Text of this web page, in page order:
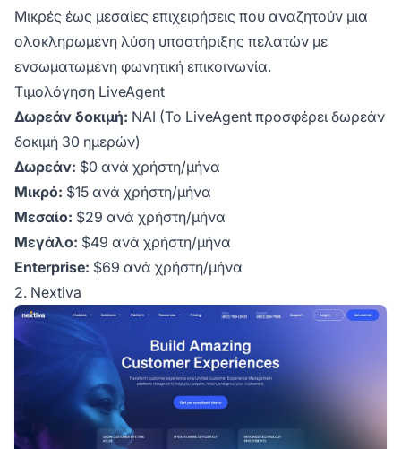
Μικρές έως μεσαίες επιχειρήσεις που αναζητούν μια
ολοκληρωμένη λύση υποστήριξης πελατών με
ενσωματωμένη φωνητική επικοινωνία.
Τιμολόγηση LiveAgent
Δωρεάν δοκιμή: ΝΑΙ (Το LiveAgent προσφέρει δωρεάν
δοκιμή 30 ημερών)
Δωρεάν: $0 ανά χρήστη/μήνα
Μικρό: $15 ανά χρήστη/μήνα
Μεσαίο: $29 ανά χρήστη/μήνα
Μεγάλο: $49 ανά χρήστη/μήνα
Enterprise: $69 ανά χρήστη/μήνα
2. Nextiva